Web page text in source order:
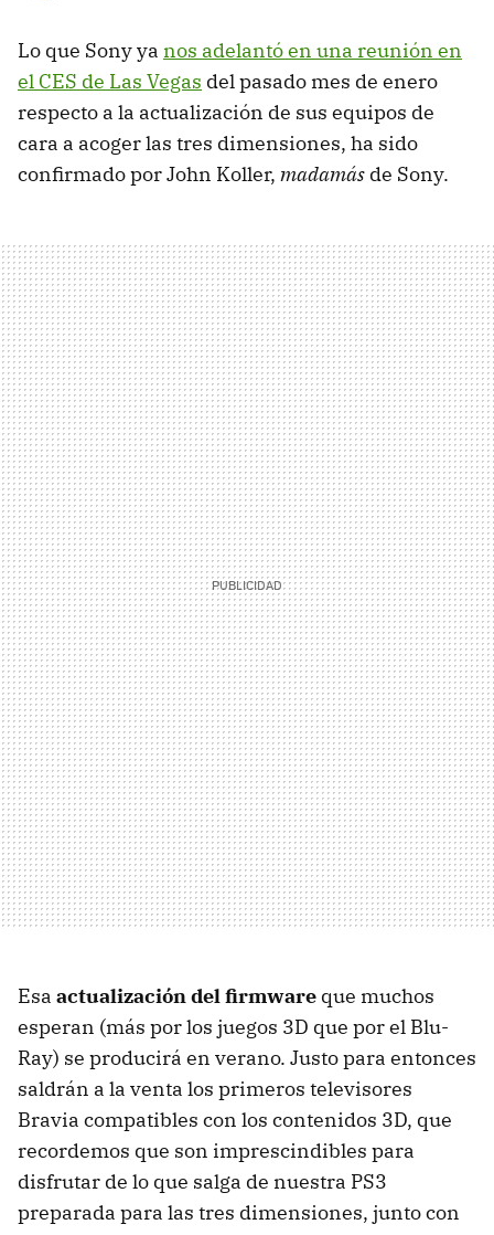
Lo que Sony ya nos adelantó en una reunión en
el CES de Las Vegas del pasado mes de enero
respecto a la actualización de sus equipos de
cara a acoger las tres dimensiones, ha sido
confirmado por John Koller, madamás de Sony.
Esa actualización del firmware que muchos
esperan (más por los juegos 3D que por el Blu-
Ray) se producirá en verano. Justo para entonces
saldrán a la venta los primeros televisores
Bravia compatibles con los contenidos 3D, que
recordemos que son imprescindibles para
disfrutar de lo que salga de nuestra PS3
preparada para las tres dimensiones, junto con